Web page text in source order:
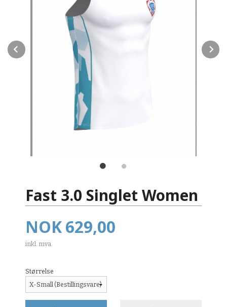
Prev
Fast 3.0 Singlet Women
Pris
NOK629,00
inkl. mva.
Størrelse